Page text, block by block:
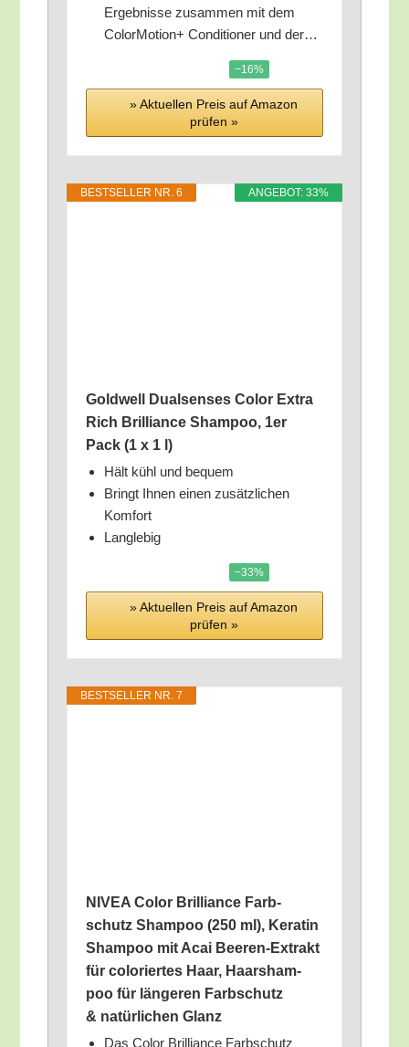
Ergeb­nis­se zusam­men mit dem
Color­Mo­ti­on+ Con­di­tio­ner und der…
−16%
» Aktu­el­len Preis auf Ama­zon
prü­fen »
ANGE­BOT: 33%
BEST­SEL­LER NR. 6
Gold­well Dual­sen­ses Color Extra
Rich Bril­li­ance Sham­poo, 1er
Pack (1 x 1 l)
Hält kühl und bequem
Bringt Ihnen einen zusätz­li­chen
Komfort
Lang­le­big
−33%
» Aktu­el­len Preis auf Ama­zon
prü­fen »
BEST­SEL­LER NR. 7
NIVEA Color Bril­li­ance Farb­
schutz Sham­poo (250 ml), Kera­tin
Sham­poo mit Acai Bee­ren-Extrakt
für colo­rier­tes Haar, Haar­sham­
poo für län­ge­ren Farb­schutz
& natür­li­chen Glanz
Das Color Bril­li­ance Farb­schutz